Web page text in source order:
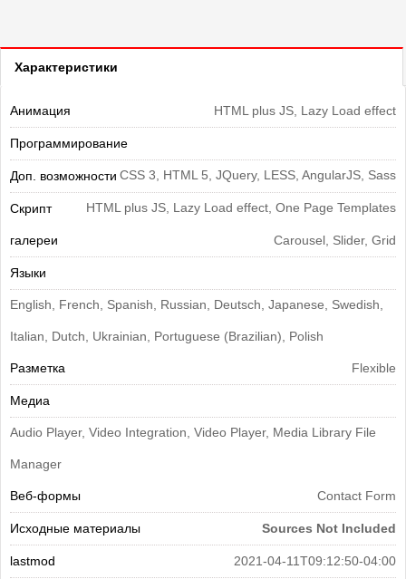
Характеристики
Анимация HTML plus JS, Lazy Load effect
Программирование
CSS 3, HTML 5, JQuery, LESS, AngularJS, Sass
Доп. возможности
HTML plus JS, Lazy Load effect, One Page Templates
Скрипт
галереи Carousel, Slider, Grid
Языки
English, French, Spanish, Russian, Deutsch, Japanese, Swedish,
Italian, Dutch, Ukrainian, Portuguese (Brazilian), Polish
Разметка Flexible
Медиа
Audio Player, Video Integration, Video Player, Media Library File
Manager
Веб-формы Contact Form
Исходные материалы Sources Not Included
lastmod 2021-04-11T09:12:50-04:00